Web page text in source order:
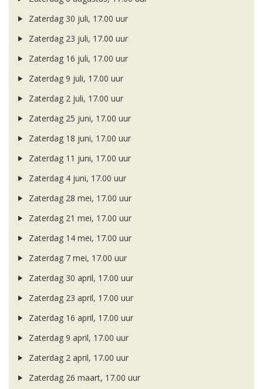
Zaterdag 30 juli, 17.00 uur
Zaterdag 23 juli, 17.00 uur
Zaterdag 16 juli, 17.00 uur
Zaterdag 9 juli, 17.00 uur
Zaterdag 2 juli, 17.00 uur
Zaterdag 25 juni, 17.00 uur
Zaterdag 18 juni, 17.00 uur
Zaterdag 11 juni, 17.00 uur
Zaterdag 4 juni, 17.00 uur
Zaterdag 28 mei, 17.00 uur
Zaterdag 21 mei, 17.00 uur
Zaterdag 14 mei, 17.00 uur
Zaterdag 7 mei, 17.00 uur
Zaterdag 30 april, 17.00 uur
Zaterdag 23 april, 17.00 uur
Zaterdag 16 april, 17.00 uur
Zaterdag 9 april, 17.00 uur
Zaterdag 2 april, 17.00 uur
Zaterdag 26 maart, 17.00 uur